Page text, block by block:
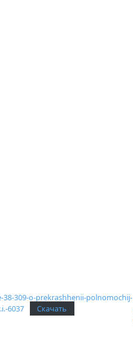
38-309-o-prekrashhenii-polnomochij-
6037
Скачать